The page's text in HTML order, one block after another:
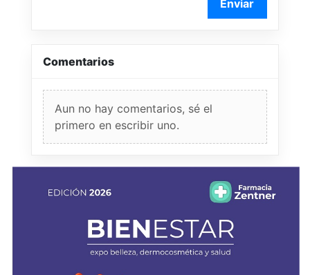
Enviar
Comentarios
Aun no hay comentarios, sé el
primero en escribir uno.